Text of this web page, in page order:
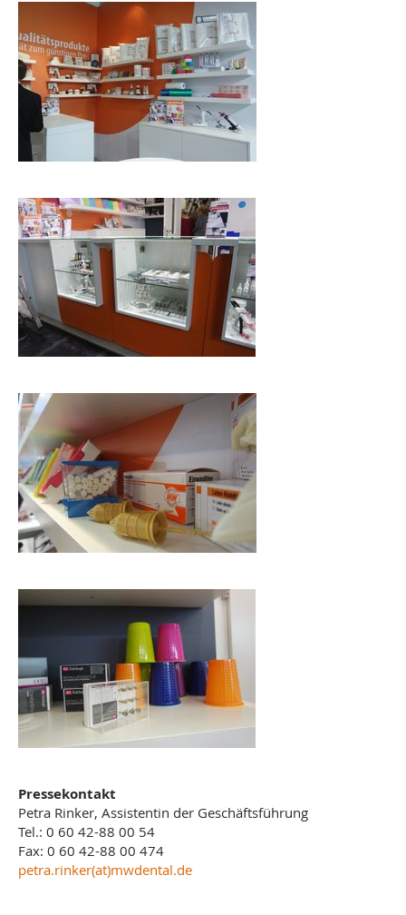
Pressekontakt
Petra Rinker, Assistentin der Geschäftsführung
Tel.: 0 60 42-88 00 54
Fax: 0 60 42-88 00 474
petra.rinker(at)mwdental.de